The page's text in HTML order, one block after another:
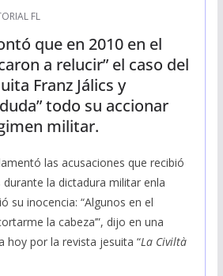
FL
que en 2010 en el
a relucir” el caso del
Franz Jálics y
todo su accionar
militar.
las acusaciones que recibió
la dictadura militar enla
su inocencia: “Algunos en el
la cabeza’”, dijo en una
hoy por la revista jesuita “La Civiltà